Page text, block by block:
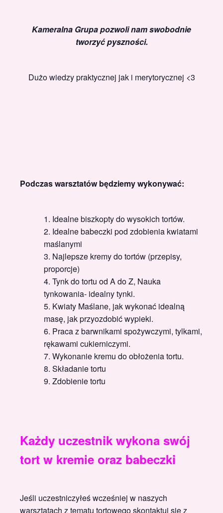
Kameralna Grupa pozwoli nam swobodnie
tworzyć pyszności.
Dużo wiedzy praktycznej jak i merytorycznej <3
Podczas warsztatów będziemy wykonywać:
Idealne biszkopty do wysokich tortów.
Idealne babeczki pod zdobienia kwiatami
maślanymi
Najlepsze kremy do tortów (przepisy,
proporcje)
Tynk do tortu od A do Z, Nauka
tynkowania- idealny tynki.
Kwiaty Maślane, jak wykonać idealną
masę, jak przyozdobić wypieki.
Praca z barwnikami spożywczymi, tylkami,
rękawami cukierniczymi.
Wykonanie kremu do obłożenia tortu.
Składanie tortu
Zdobienie tortu
Każdy uczestnik wykona swój
tort w kremie oraz babeczki
Jeśli uczestniczyłeś wcześniej w naszych
warsztatach z tematu tortowego skontaktuj się z